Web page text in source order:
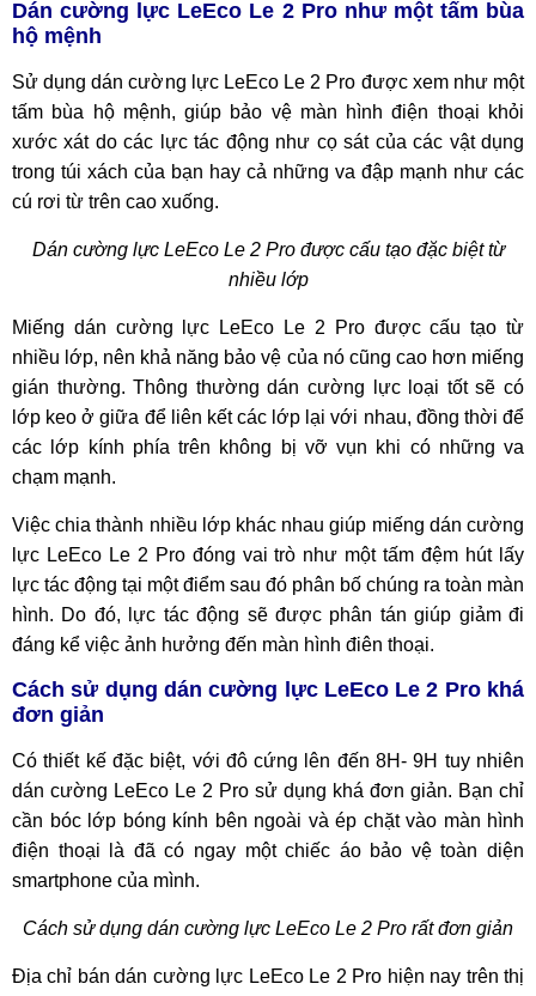
Dán cường lực LeEco Le 2 Pro như một tấm bùa
hộ mệnh
Sử dụng dán cường lực LeEco Le 2 Pro được xem như một
tấm bùa hộ mệnh, giúp bảo vệ màn hình điện thoại khỏi
xước xát do các lực tác động như cọ sát của các vật dụng
trong túi xách của bạn hay cả những va đập mạnh như các
cú rơi từ trên cao xuống.
Dán cường lực LeEco Le 2 Pro được cấu tạo đặc biệt từ
nhiều lớp
Miếng dán cường lực LeEco Le 2 Pro được cấu tạo từ
nhiều lớp, nên khả năng bảo vệ của nó cũng cao hơn miếng
gián thường. Thông thường dán cường lực loại tốt sẽ có
lớp keo ở giữa để liên kết các lớp lại với nhau, đồng thời để
các lớp kính phía trên không bị vỡ vụn khi có những va
chạm mạnh.
Việc chia thành nhiều lớp khác nhau giúp miếng dán cường
lực LeEco Le 2 Pro đóng vai trò như một tấm đệm hút lấy
lực tác động tại một điểm sau đó phân bố chúng ra toàn màn
hình. Do đó, lực tác động sẽ được phân tán giúp giảm đi
đáng kể việc ảnh hưởng đến màn hình điên thoại.
Cách sử dụng dán cường lực LeEco Le 2 Pro khá
đơn giản
Có thiết kế đặc biệt, với đô cứng lên đến 8H- 9H tuy nhiên
dán cường LeEco Le 2 Pro sử dụng khá đơn giản. Bạn chỉ
cần bóc lớp bóng kính bên ngoài và ép chặt vào màn hình
điện thoại là đã có ngay một chiếc áo bảo vệ toàn diện
smartphone của mình.
Cách sử dụng dán cường lực LeEco Le 2 Pro rất đơn giản
Địa chỉ bán dán cường lực LeEco Le 2 Pro hiện nay trên thị